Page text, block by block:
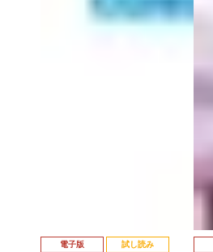
電子版 試し読み